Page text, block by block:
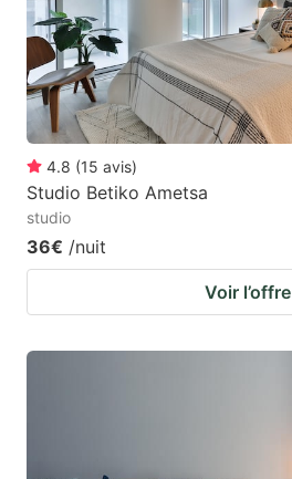
4.8 (15 avis)
Studio Betiko Ametsa
studio
36€ /nuit
Voir l’offre